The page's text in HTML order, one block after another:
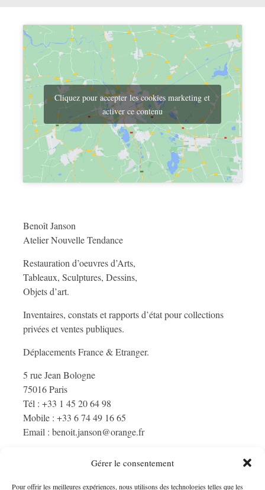
Gérer le consentement
Pour offrir les meilleures expériences, nous utilisons des technologies telles que les
Cliquez pour accepter les cookies marketing et
activer ce contenu
Benoît Janson
Atelier Nouvelle Tendance
Restauration d’oeuvres d’Arts,
Tableaux, Sculptures, Dessins,
Objets d’art.
Inventaires, constats et rapports d’état pour collections
privées et ventes publiques.
Déplacements France & Etranger.
5 rue Jean Bologne
75016 Paris
Tél : +33 1 45 20 64 98
Mobile : +33 6 74 49 16 65
Email : benoit.janson@orange.fr